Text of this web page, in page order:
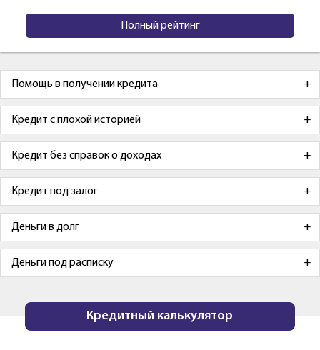
Полный рейтинг
Помощь в получении кредита
Кредит с плохой историей
Кредит без справок о доходах
Кредит под залог
Деньги в долг
Деньги под расписку
Кредитный калькулятор